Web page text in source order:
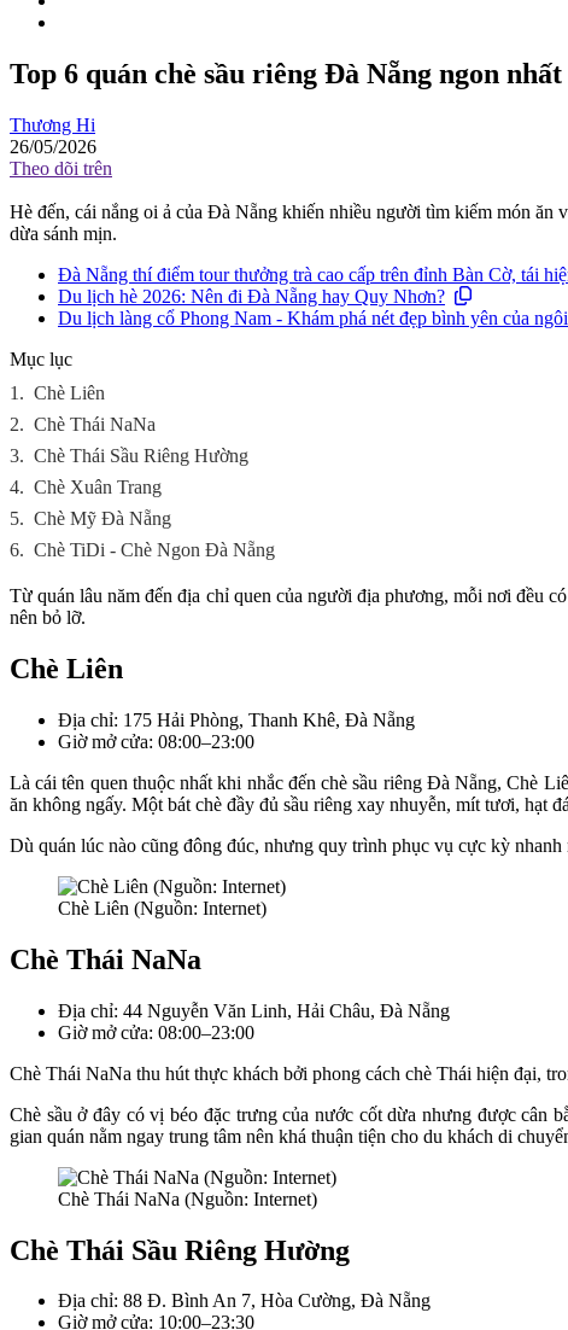
Top 6 quán chè sầu riêng Đà Nẵng ngon
Thương Hi
26/05/2026
Theo dõi trên
Hè đến, cái nắng oi ả của Đà Nẵng khiến nhiều người tìm kiếm món ăn
dừa sánh mịn.
Đà Nẵng thí điểm tour thưởng trà cao cấp trên đỉnh Bàn Cờ, tái
Du lịch hè 2026: Nên đi Đà Nẵng hay Quy Nhơn?
Du lịch làng cổ Phong Nam - Khám phá nét đẹp bình yên của
Mục lục
1. Chè Liên
2. Chè Thái NaNa
3. Chè Thái Sầu Riêng Hường
4. Chè Xuân Trang
5. Chè Mỹ Đà Nẵng
6. Chè TiDi - Chè Ngon Đà Nẵng
Từ quán lâu năm đến địa chỉ quen của người địa phương, mỗi nơi đều
nên bỏ lỡ.
Chè Liên
Địa chỉ: 175 Hải Phòng, Thanh Khê, Đà Nẵng
Giờ mở cửa: 08:00–23:00
Là cái tên quen thuộc nhất khi nhắc đến chè sầu riêng Đà Nẵng, Chè
ăn không ngấy. Một bát chè đầy đủ sầu riêng xay nhuyễn, mít tươi, hạt
Dù quán lúc nào cũng đông đúc, nhưng quy trình phục vụ cực kỳ
Chè Liên (Nguồn: Internet)
Chè Thái NaNa
Địa chỉ: 44 Nguyễn Văn Linh, Hải Châu, Đà Nẵng
Giờ mở cửa: 08:00–23:00
Chè Thái NaNa thu hút thực khách bởi phong cách chè Thái hiện đại,
Chè sầu ở đây có vị béo đặc trưng của nước cốt dừa nhưng được cân
gian quán nằm ngay trung tâm nên khá thuận tiện cho du khách di
Chè Thái NaNa (Nguồn: Internet)
Chè Thái Sầu Riêng Hường
Địa chỉ: 88 Đ. Bình An 7, Hòa Cường, Đà Nẵng
Giờ mở cửa: 10:00–23:30